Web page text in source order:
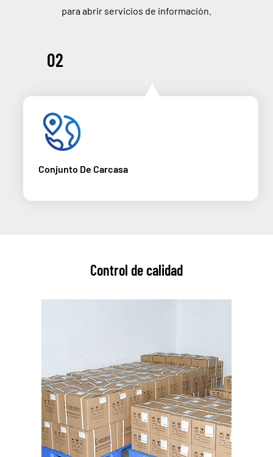
para abrir servicios de información.
02
Conjunto De Carcasa
Control de calidad